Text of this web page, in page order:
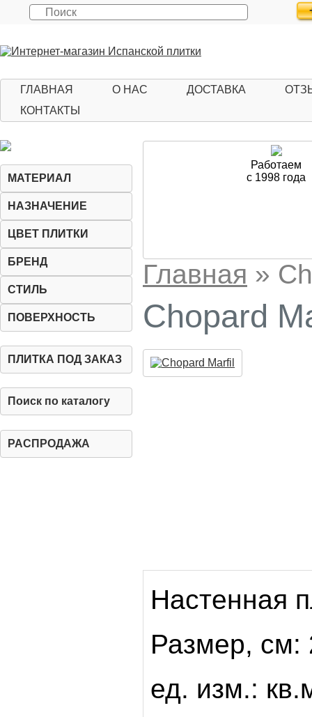
ГЛАВНАЯ О НАС ДОСТАВКА
КОНТАКТЫ
МАТЕРИАЛ
НАЗНАЧЕНИЕ
ЦВЕТ ПЛИТКИ
БРЕНД
СТИЛЬ
ПОВЕРХНОСТЬ
ПЛИТКА ПОД ЗАКАЗ
Поиск по каталогу
РАСПРОДАЖА
Работаем
с 1998 года
Главная »
Chopard
Настенная
Размер, см:
ед. изм.: